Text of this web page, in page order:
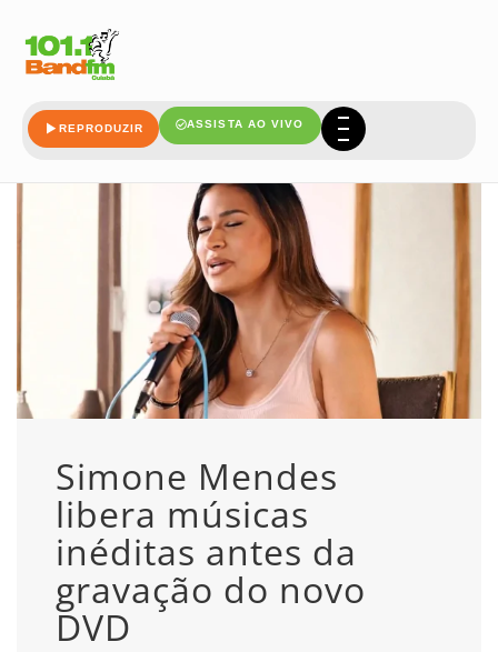
REPRODUZIR ASSISTA AO VIVO
Simone Mendes
libera músicas
inéditas antes da
gravação do novo
DVD